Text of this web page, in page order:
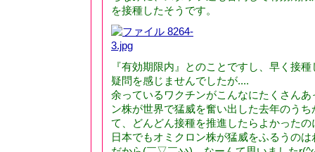
を接種したそうです。
『有効期限内』とのことですし、早く接
疑問を感じませんでしたが....
余っているワクチンがこんなにたくさん
ン株が世界で猛威を奮い出した去年のう
て、どんどん接種を推進したらよかったの
日本でもオミクロン株が猛威をふるうの